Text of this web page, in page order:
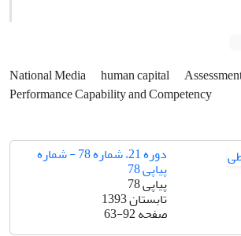
National Media human capital
Performance Capability and Competency
دوره 21، شماره 78 - شماره
پیاپی 78
پیاپی 78
تابستان 1393
صفحه63-92